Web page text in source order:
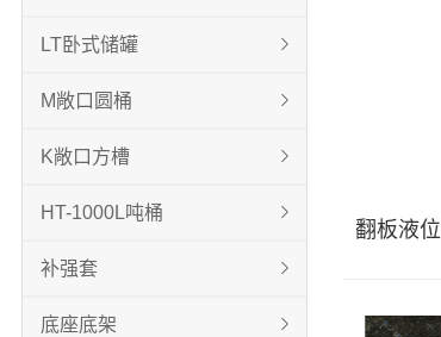
LT卧式储罐
M敞口圆桶
K敞口方槽
HT-1000L吨桶
补强套
底座底架
翻板液